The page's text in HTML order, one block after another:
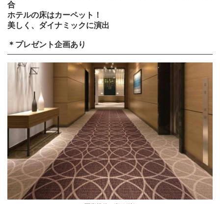
合
ホテルの床はカーペット！
美しく、ダイナミックに演出
＊プレゼント企画あり